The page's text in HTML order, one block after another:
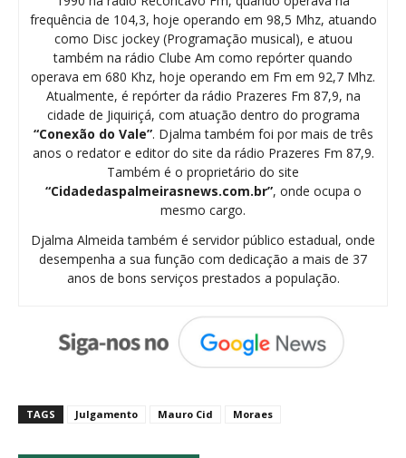
frequência de 104,3, hoje operando em 98,5 Mhz, atuando
como Disc jockey (Programação musical), e atuou
também na rádio Clube Am como repórter quando
operava em 680 Khz, hoje operando em Fm em 92,7 Mhz.
Atualmente, é repórter da rádio Prazeres Fm 87,9, na
cidade de Jiquiriçá, com atuação dentro do programa
“Conexão do Vale”. Djalma também foi por mais de três
anos o redator e editor do site da rádio Prazeres Fm 87,9.
Também é o proprietário do site
“Cidadedaspalmeirasnews.com.br”, onde ocupa o
mesmo cargo.
Djalma Almeida também é servidor público estadual, onde
desempenha a sua função com dedicação a mais de 37
anos de bons serviços prestados a população.
TAGS Julgamento Mauro Cid Moraes